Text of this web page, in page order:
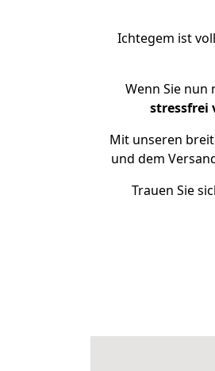
Ichtegem ist
Wenn Sie nun
stressfrei
Mit unseren
und dem
Trauen Sie